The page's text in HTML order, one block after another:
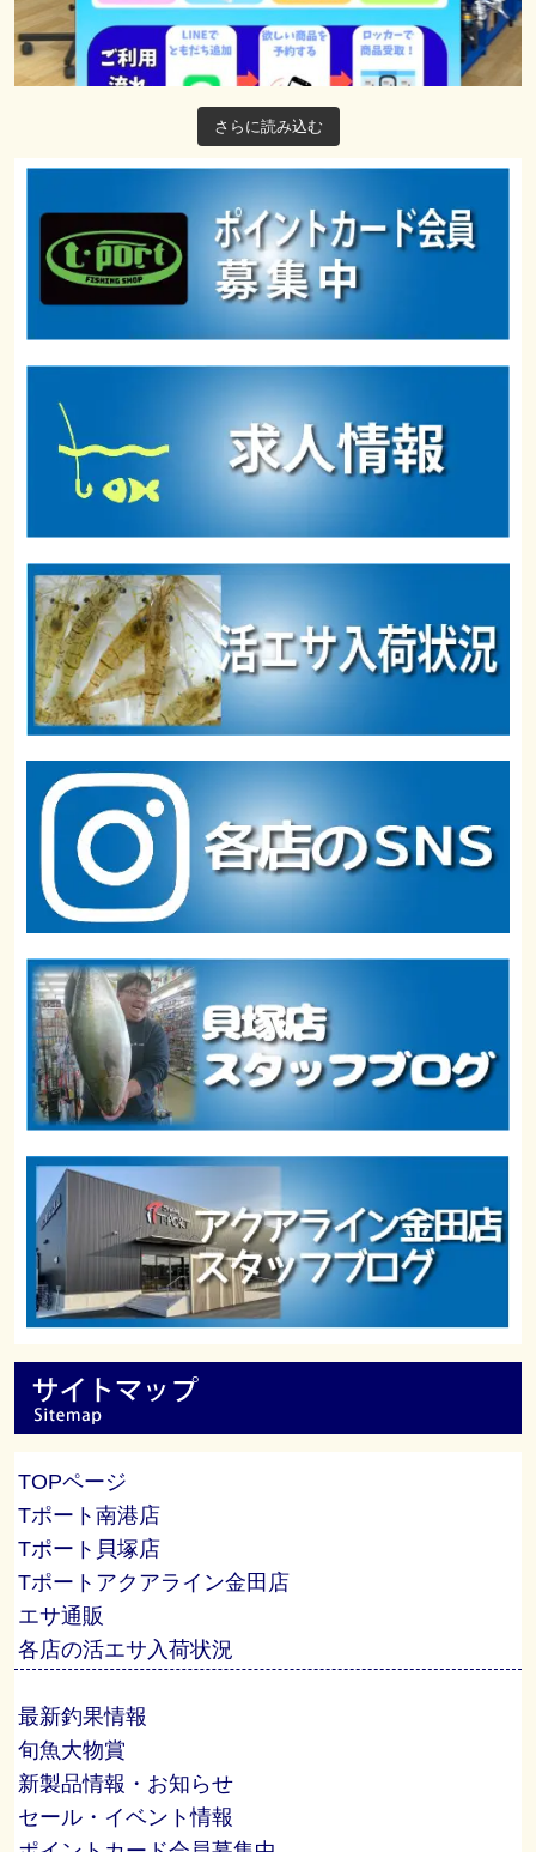
さらに読み込む
TOPページ
Tポート南港店
Tポート貝塚店
Tポートアクアライン金田店
エサ通販
各店の活エサ入荷状況
最新釣果情報
旬魚大物賞
新製品情報・お知らせ
セール・イベント情報